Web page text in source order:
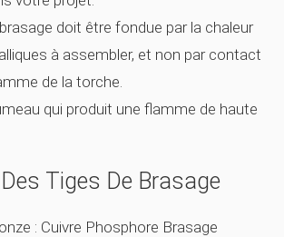
doit être fondue par la chaleur
à assembler, et non par contact
de la torche.
qui produit une flamme de haute
Tiges De Brasage
: Cuivre Phosphore Brasage